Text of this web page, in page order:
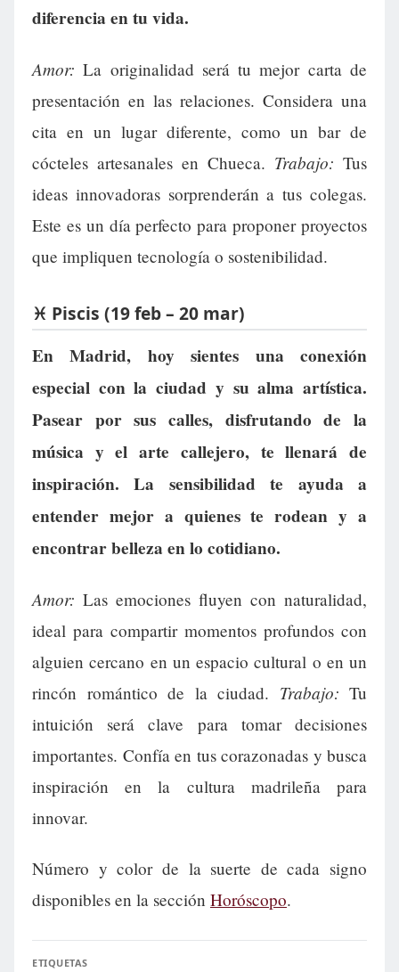
diferencia en tu vida.
Amor: La originalidad será tu mejor carta de
presentación en las relaciones. Considera una
cita en un lugar diferente, como un bar de
cócteles artesanales en Chueca. Trabajo: Tus
ideas innovadoras sorprenderán a tus colegas.
Este es un día perfecto para proponer proyectos
que impliquen tecnología o sostenibilidad.
♓ Piscis (19 feb – 20 mar)
En Madrid, hoy sientes una conexión
especial con la ciudad y su alma artística.
Pasear por sus calles, disfrutando de la
música y el arte callejero, te llenará de
inspiración. La sensibilidad te ayuda a
entender mejor a quienes te rodean y a
encontrar belleza en lo cotidiano.
Amor: Las emociones fluyen con naturalidad,
ideal para compartir momentos profundos con
alguien cercano en un espacio cultural o en un
rincón romántico de la ciudad. Trabajo: Tu
intuición será clave para tomar decisiones
importantes. Confía en tus corazonadas y busca
inspiración en la cultura madrileña para
innovar.
Número y color de la suerte de cada signo
disponibles en la sección Horóscopo.
ETIQUETAS